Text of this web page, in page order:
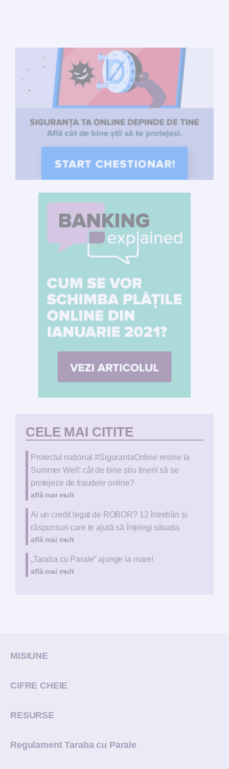
CELE MAI CITITE
Proiectul național #SigurantaOnline revine la
Summer Well: cât de bine știu tinerii să se
protejeze de fraudele online?
află mai mult
Ai un credit legat de ROBOR? 12 întrebări și
răspunsuri care te ajută să înțelegi situația
află mai mult
„Taraba cu Parale” ajunge la mare!
află mai mult
MISIUNE
CIFRE CHEIE
RESURSE
Regulament Taraba cu Parale